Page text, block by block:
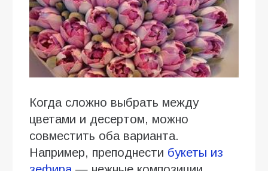
Когда сложно выбрать между
цветами и десертом, можно
совместить оба варианта.
Например, преподнести букеты из